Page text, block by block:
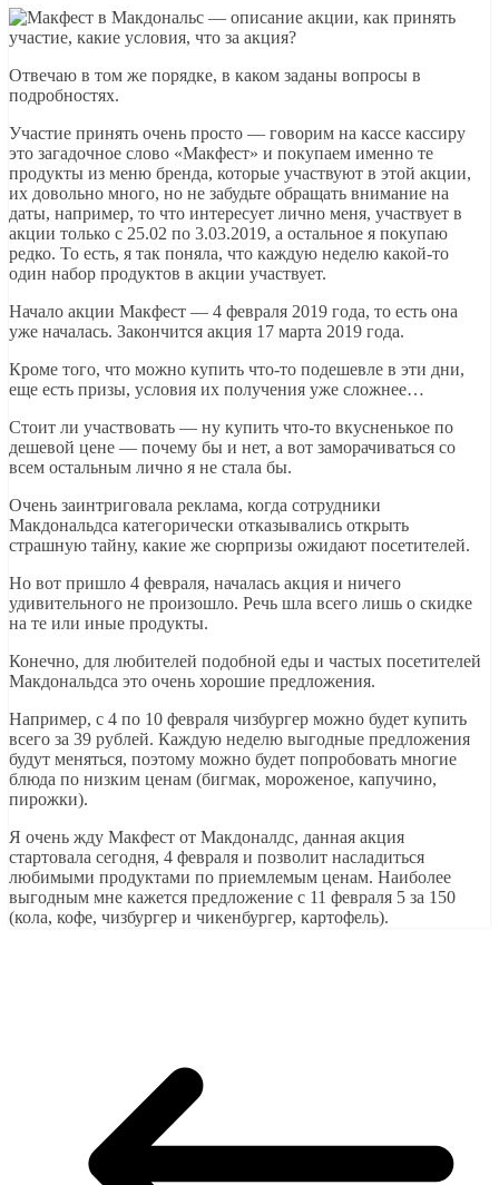
Отвечаю в том же порядке, в каком заданы вопросы в
подробностях.
Участие принять очень просто — говорим на кассе кассиру
это загадочное слово «Макфест» и покупаем именно те
продукты из меню бренда, которые участвуют в этой акции,
их довольно много, но не забудьте обращать внимание на
даты, например, то что интересует лично меня, участвует в
акции только с 25.02 по 3.03.2019, а остальное я покупаю
редко. То есть, я так поняла, что каждую неделю какой-то
один набор продуктов в акции участвует.
Начало акции Макфест — 4 февраля 2019 года, то есть она
уже началась. Закончится акция 17 марта 2019 года.
Кроме того, что можно купить что-то подешевле в эти дни,
еще есть призы, условия их получения уже сложнее…
Стоит ли участвовать — ну купить что-то вкусненькое по
дешевой цене — почему бы и нет, а вот заморачиваться со
всем остальным лично я не стала бы.
Очень заинтриговала реклама, когда сотрудники
Макдональдса категорически отказывались открыть
страшную тайну, какие же сюрпризы ожидают посетителей.
Но вот пришло 4 февраля, началась акция и ничего
удивительного не произошло. Речь шла всего лишь о скидке
на те или иные продукты.
Конечно, для любителей подобной еды и частых посетителей
Макдональдса это очень хорошие предложения.
Например, с 4 по 10 февраля чизбургер можно будет купить
всего за 39 рублей. Каждую неделю выгодные предложения
будут меняться, поэтому можно будет попробовать многие
блюда по низким ценам (бигмак, мороженое, капучино,
пирожки).
Я очень жду Макфест от Макдоналдс, данная акция
стартовала сегодня, 4 февраля и позволит насладиться
любимыми продуктами по приемлемым ценам. Наиболее
выгодным мне кажется предложение с 11 февраля 5 за 150
(кола, кофе, чизбургер и чикенбургер, картофель).